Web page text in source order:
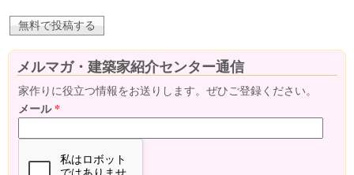
メルマガ・建築家紹介センター通信
家作りに役立つ情報をお送りします。ぜひご登録ください。
メール*